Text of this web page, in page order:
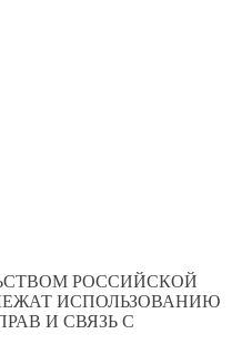
РОССИЙСКОЙ
ИСПОЛЬЗОВАНИЮ
И СВЯЗЬ С